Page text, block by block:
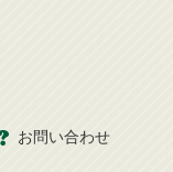
お問い合わせ